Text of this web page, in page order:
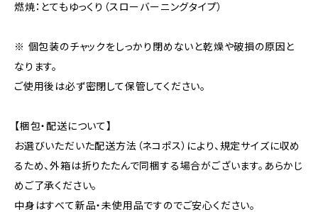
燃焼：とてもゆっくり（スローバーニングタイプ）
※ 個包装のチャックをしっかり閉めないと乾燥や破損の原因と
なります。
ご使用後は必ず密閉して保管してください。
【梱包・配送について】
お選びいただいた配送方法（ネコポス）により、規定サイズに収め
るため、外箱は折りたたんで同梱する場合がございます。あらかじ
めご了承ください。
中身はすべて新品・未使用品ですのでご安心ください。